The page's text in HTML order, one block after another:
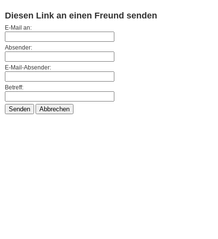
Diesen Link an einen Freund senden
E-Mail an:
Absender:
E-Mail-Absender:
Betreff:
Senden Abbrechen